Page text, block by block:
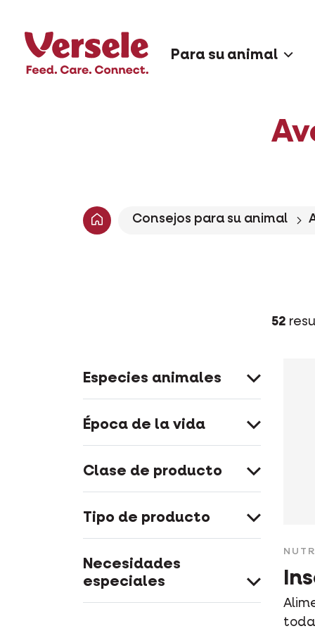
Para su animal
Consejos para su animal
52
Especies animales
Época de la vida
Clase de producto
Tipo de producto
Necesidades
especiales